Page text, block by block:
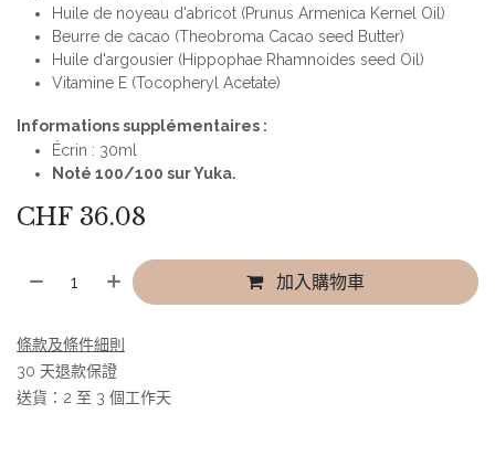
Huile de noyeau d'abricot (Prunus Armenica Kernel Oil)
Beurre de cacao (Theobroma Cacao seed Butter)
Huile d'argousier (Hippophae Rhamnoides seed Oil)
Vitamine E (Tocopheryl Acetate)
Informations supplémentaires :
Écrin : 30ml
Noté 100/100 sur Yuka.
CHF 36.08
加入購物車
條款及條件細則
30 天退款保證
送貨：2 至 3 個工作天